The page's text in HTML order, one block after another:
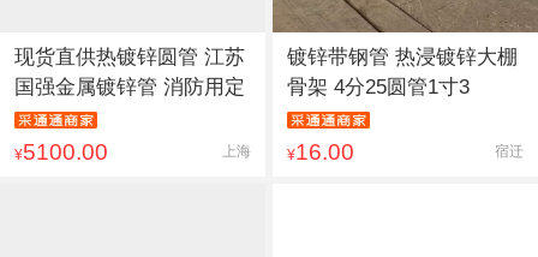
现货直供热镀锌圆管 江苏
国强金属镀锌管 消防用定
¥5100.00 上海
镀锌带钢管 热浸镀锌大棚
骨架 4分25圆管1寸3
¥16.00 宿迁